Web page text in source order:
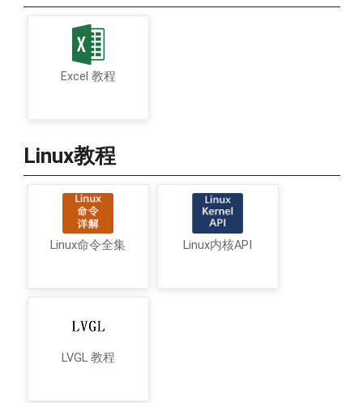
Excel 教程
Linux教程
Linux命令全集 Linux内核API
LVGL 教程